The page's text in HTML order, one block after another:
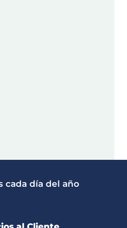
cada día del año